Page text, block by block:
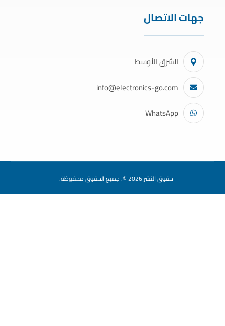
جهات الاتصال
الشرق الأوسط
info@electronics-go.com
WhatsApp
حقوق النشر 2026 ©. جميع الحقوق محفوظة.